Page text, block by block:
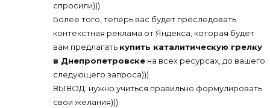
спросили)))
Более того, теперь вас будет преследовать
контекстная реклама от Яндекса, которая будет
вам предлагать купить каталитическую грелку
в Днепропетровске на всех ресурсах, до вашего
следующего запроса)))
ВЫВОД: нужно учиться правильно формулировать
свои желания)))